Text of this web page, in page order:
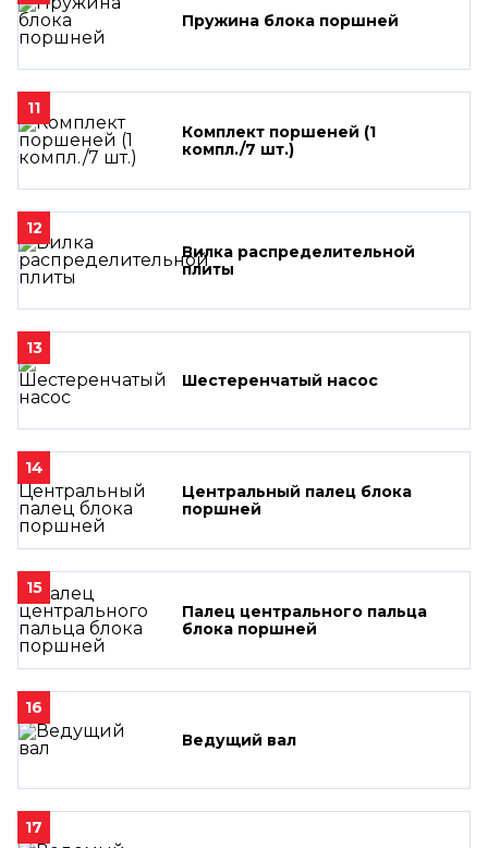
Пружина блока поршней
11
Комплект поршеней (1
компл./7 шт.)
12
Вилка распределительной
плиты
13
Шестеренчатый насос
14
Центральный палец блока
поршней
15
Палец центрального пальца
блока поршней
16
Ведущий вал
17